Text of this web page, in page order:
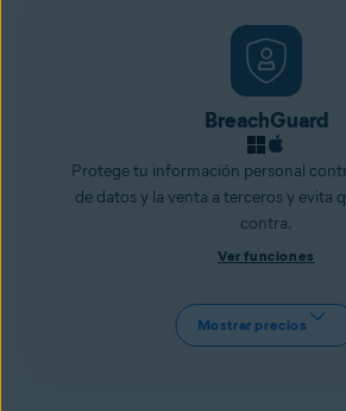
BreachGuard
Protege tu información personal
de datos y la venta a terceros y evita
contra.
Ver funciones
Mostrar precios